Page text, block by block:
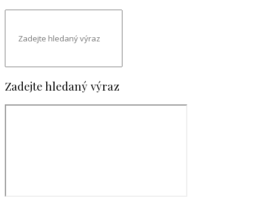
Zadejte hledaný výraz